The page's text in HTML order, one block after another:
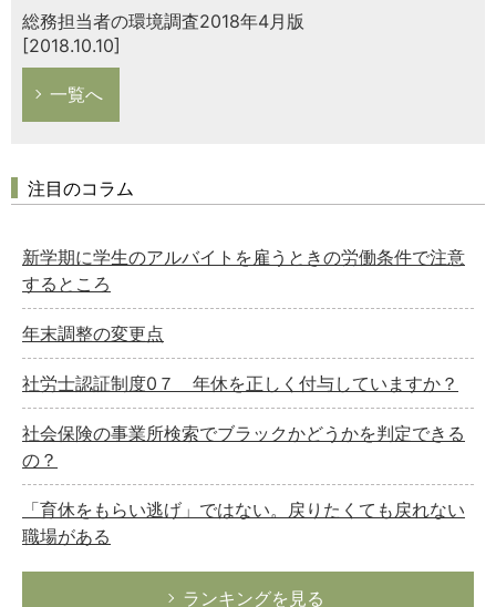
総務担当者の環境調査2018年4月版
[2018.10.10]
一覧へ
注目のコラム
新学期に学生のアルバイトを雇うときの労働条件で注意
するところ
年末調整の変更点
社労士認証制度0７ 年休を正しく付与していますか？
社会保険の事業所検索でブラックかどうかを判定できる
の？
「育休をもらい逃げ」ではない。戻りたくても戻れない
職場がある
ランキングを見る